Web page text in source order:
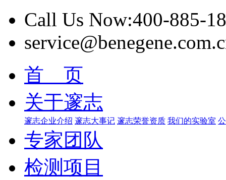
Call Us Now:400-885-
首 页
关于邃志
邃志企业介绍 邃志大事记 邃志荣誉资质 我们的实验室
专家团队
检测项目